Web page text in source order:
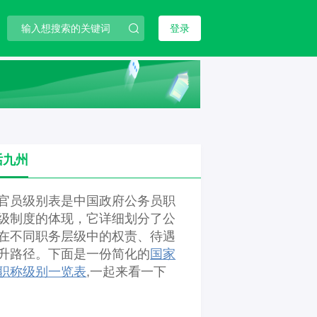
登录
州
员级别表是中国政府公务员职
制度的体现，它详细划分了公
不同职务层级中的权责、待遇
路径。下面是一份简化的 国家
称级别一览表,一起来看一下